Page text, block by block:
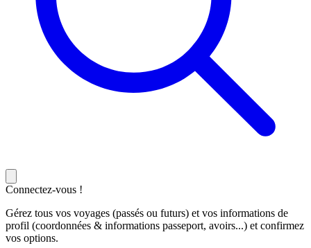
Connectez-vous !
Gérez tous vos voyages (passés ou futurs) et vos informations de
profil (coordonnées & informations passeport, avoirs...) et confirmez
vos options.